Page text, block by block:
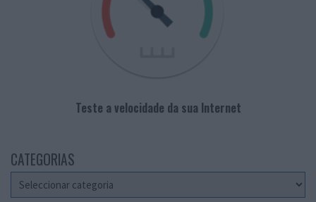
Teste a velocidade da sua Internet
CATEGORIAS
Categorias